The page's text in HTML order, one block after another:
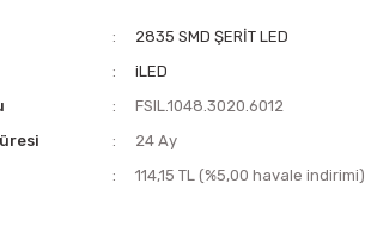
2835 SMD ŞERİT LED
iLED
FSIL.1048.3020.6012
24 Ay
114,15 TL (%5,00 havale indirimi)